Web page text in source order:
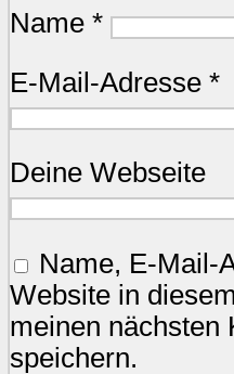
Name *
E-Mail-Adresse *
Deine Webseite
Name, E-Mail-
Website in
meinen nächsten
speichern.